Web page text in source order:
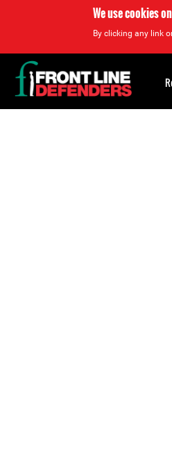
We use cookies
By clicking any link
Back
to
top